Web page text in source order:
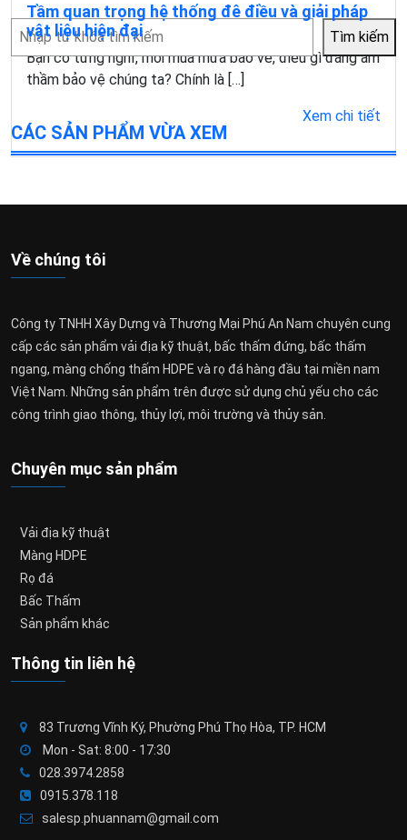
Tầm quan trọng hệ thống đê điều và giải pháp
vật liệu hiện đại
Bạn có từng nghĩ, mỗi mùa mưa bão về, điều gì đang âm
thầm bảo vệ chúng ta? Chính là […]
Xem chi tiết
Tìm
kiếm
Tìm kiếm
CÁC SẢN PHẨM VỪA XEM
Về chúng tôi
Công ty TNHH Xây Dựng và Thương Mại Phú An Nam chuyên cung
cấp các sản phẩm vải địa kỹ thuật, bấc thấm đứng, bấc thấm
ngang, màng chống thấm HDPE và rọ đá hàng đầu tại miền nam
Việt Nam. Những sản phẩm trên được sử dụng chủ yếu cho các
công trình giao thông, thủy lợi, môi trường và thủy sản.
Chuyên mục sản phẩm
Vải địa kỹ thuật
Màng HDPE
Rọ đá
Bấc Thấm
Sản phẩm khác
Thông tin liên hệ
83 Trương Vĩnh Ký, Phường Phú Thọ Hòa, TP. HCM
Mon - Sat: 8:00 - 17:30
028.3974.2858
0915.378.118
salesp.phuannam@gmail.com